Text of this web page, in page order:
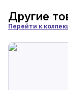
Другие
Перейти к